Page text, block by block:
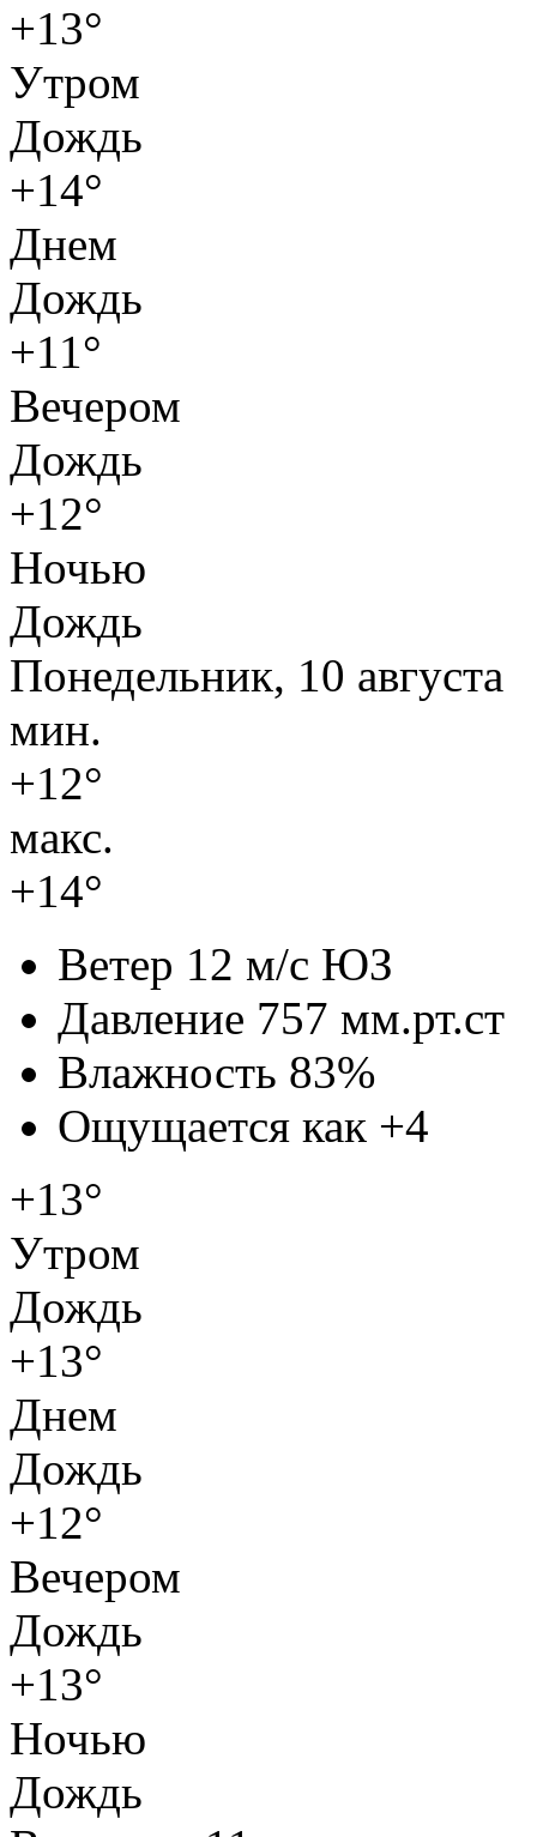
+13°
Утром
Дождь
+14°
Днем
Дождь
+11°
Вечером
Дождь
+12°
Ночью
Дождь
Понедельник, 10 августа
мин.
+12°
макс.
+14°
Ветер 12 м/с ЮЗ
Давление 757 мм.рт.ст
Влажность 83%
Ощущается как +4
+13°
Утром
Дождь
+13°
Днем
Дождь
+12°
Вечером
Дождь
+13°
Ночью
Дождь